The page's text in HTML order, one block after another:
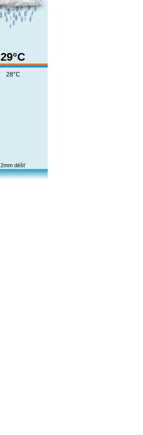
29°C
28°C
2mm déšť